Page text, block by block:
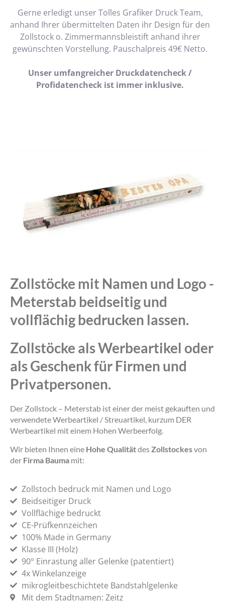
Gerne erledigt unser Tolles Grafiker Druck Team,
anhand Ihrer übermittelten Daten ihr Design für den
Zollstock o. Zimmermannsbleistift anhand ihrer
gewünschten Vorstellung. Pauschalpreis 49€ Netto.
Unser umfangreicher Druckdatencheck /
Profidatencheck ist immer inklusive.
Zollstöcke mit Namen und Logo -
Meterstab beidseitig und
vollflächig bedrucken lassen.
Zollstöcke als Werbeartikel oder
als Geschenk für Firmen und
Privatpersonen.
Der Zollstock – Meterstab ist einer der meist gekauften und
verwendete Werbeartikel / Streuartikel, kurzum DER
Werbeartikel mit einem Hohen Werbeerfolg.
Wir bieten Ihnen eine Hohe Qualitätdes Zollstockesvon
der Firma Bauma mit:
Zollstoch bedruck mit Namen und Logo
Beidseitiger Druck
Vollflächige bedruckt
CE-Prüfkennzeichen
100% Made in Germany
Klasse III (Holz)
90° Einrastung aller Gelenke (patentiert)
4x Winkelanzeige
mikrogleitbeschichtete Bandstahlgelenke
Mit dem Stadtnamen: Zeitz